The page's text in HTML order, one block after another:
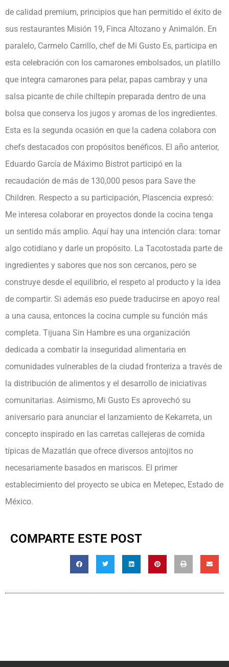
de calidad premium, principios que han permitido el éxito de
sus restaurantes Misión 19, Finca Altozano y Animalón. En
paralelo, Carmelo Carrillo, chef de Mi Gusto Es, participa en
esta celebración con los camarones embolsados, un platillo
que integra camarones para pelar, papas cambray y una
salsa picante de chile chiltepín preparada dentro de una
bolsa que conserva los jugos y aromas de los ingredientes.
Esta es la segunda ocasión en que la cadena colabora con
chefs destacados con propósitos benéficos. El año anterior,
Eduardo García de Máximo Bistrot participó en la
recaudación de más de 130,000 pesos para Save the
Children. Respecto a su participación, Plascencia expresó:
Me interesa colaborar en proyectos donde la cocina tenga
un sentido más amplio. Aquí hay una intención clara: tomar
algo cotidiano y darle un propósito. La Tacotostada parte de
ingredientes y sabores que nos son cercanos, pero se
construye desde el equilibrio, el respeto al producto y la idea
de compartir. Si además eso puede traducirse en apoyo real
a una causa, entonces la cocina cumple su función más
completa. Tijuana Sin Hambre es una organización
dedicada a combatir la inseguridad alimentaria en
comunidades vulnerables de la ciudad fronteriza a través de
la distribución de alimentos y el desarrollo de iniciativas
comunitarias. Asimismo, Mi Gusto Es aprovechó su
aniversario para anunciar el lanzamiento de Kekarreta, un
concepto inspirado en las carretas callejeras de comida
típicas de Mazatlán que ofrece diversos antojitos no
necesariamente basados en mariscos. El primer
establecimiento del proyecto se ubica en Metepec, Estado de
México.
COMPARTE ESTE POST